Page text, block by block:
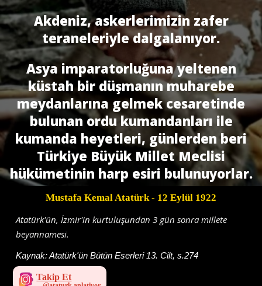
Akdeniz, askerlerimizin zafer
teraneleriyle dalgalanıyor.
Asya imparatorluğuna yeltenen
küstah bir düşmanın muharebe
meydanlarına gelmek cesaretinde
bulunan ordu kumandanları ile
kumanda heyetleri, günlerden beri
Türkiye Büyük Millet Meclisi
hükümetinin harp esiri bulunuyorlar.
Mustafa Kemal Atatürk- 12 Eylül 1922
Atatürk'ün, İzmir'in kurtuluşundan 3 gün sonra millete
beyannamesi.
Kaynak:Atatürk'ün Bütün Eserleri 13. Cilt, s.274
Takip Et